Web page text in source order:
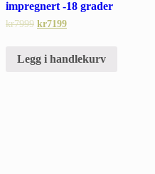
impregnert -18 grader
kr7999 kr7199
Legg i handlekurv